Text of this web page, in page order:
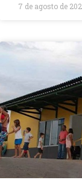
7 de agosto de